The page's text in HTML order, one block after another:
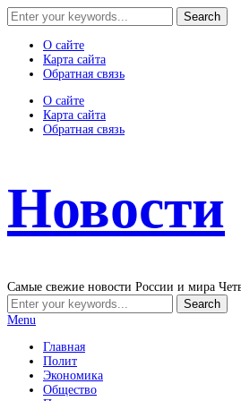
О сайте
Карта сайта
Обратная связь
О сайте
Карта сайта
Обратная связь
Новости
Самые свежие новости России и мира
Menu
Главная
Полит
Экономика
Общество